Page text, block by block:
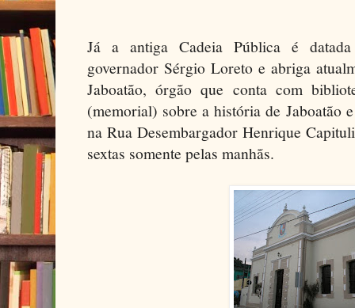
Já a antiga Cadeia Pública é
governador Sérgio Loreto e abriga
Jaboatão, órgão que conta com
(memorial) sobre a história de Jaboatão
na Rua Desembargador Henrique
sextas somente pelas manhãs.